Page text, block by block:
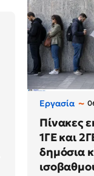
Εργασία
Πίνακες
1ΓΕ και
δημόσια